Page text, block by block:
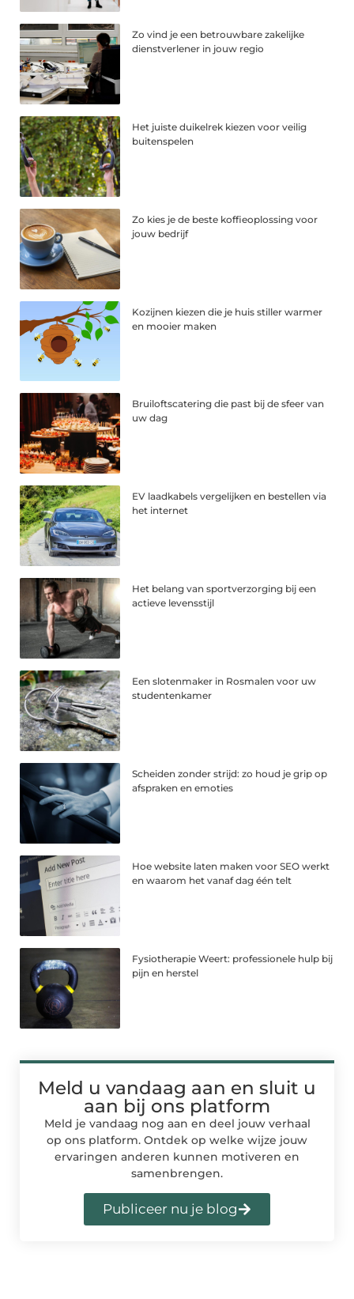
Zo vind je een betrouwbare zakelijke
dienstverlener in jouw regio
Het juiste duikelrek kiezen voor veilig
buitenspelen
Zo kies je de beste koffieoplossing voor
jouw bedrijf
Kozijnen kiezen die je huis stiller warmer
en mooier maken
Bruiloftscatering die past bij de sfeer van
uw dag
EV laadkabels vergelijken en bestellen via
het internet
Het belang van sportverzorging bij een
actieve levensstijl
Een slotenmaker in Rosmalen voor uw
studentenkamer
Scheiden zonder strijd: zo houd je grip op
afspraken en emoties
Hoe website laten maken voor SEO werkt
en waarom het vanaf dag één telt
Fysiotherapie Weert: professionele hulp bij
pijn en herstel
Meld u vandaag aan en sluit u
aan bij ons platform
Meld je vandaag nog aan en deel jouw verhaal
op ons platform. Ontdek op welke wijze jouw
ervaringen anderen kunnen motiveren en
samenbrengen.
Publiceer nu je blog